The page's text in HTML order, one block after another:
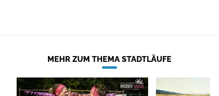
MEHR ZUM THEMA STADTLÄUFE